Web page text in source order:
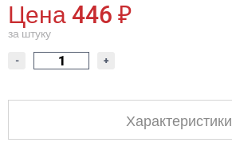
Цена 446 ₽
за штуку
- +
Характеристики